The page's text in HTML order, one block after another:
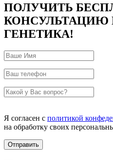
ПОЛУЧИТЬ
КОНСУЛЬТАЦИЮ
ГЕНЕТИКА!
Я согласен с политикой
на обработку своих